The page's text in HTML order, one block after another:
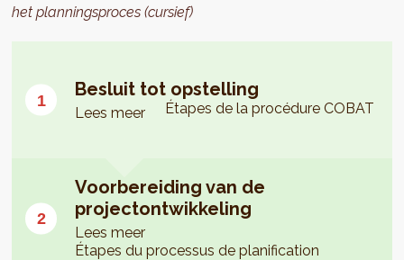
het planningsproces (cursief)
Besluit tot opstelling
Lees meer Étapes de la procédure COBAT
Voorbereiding van de
projectontwikkeling
Lees meer
Étapes du processus de planification